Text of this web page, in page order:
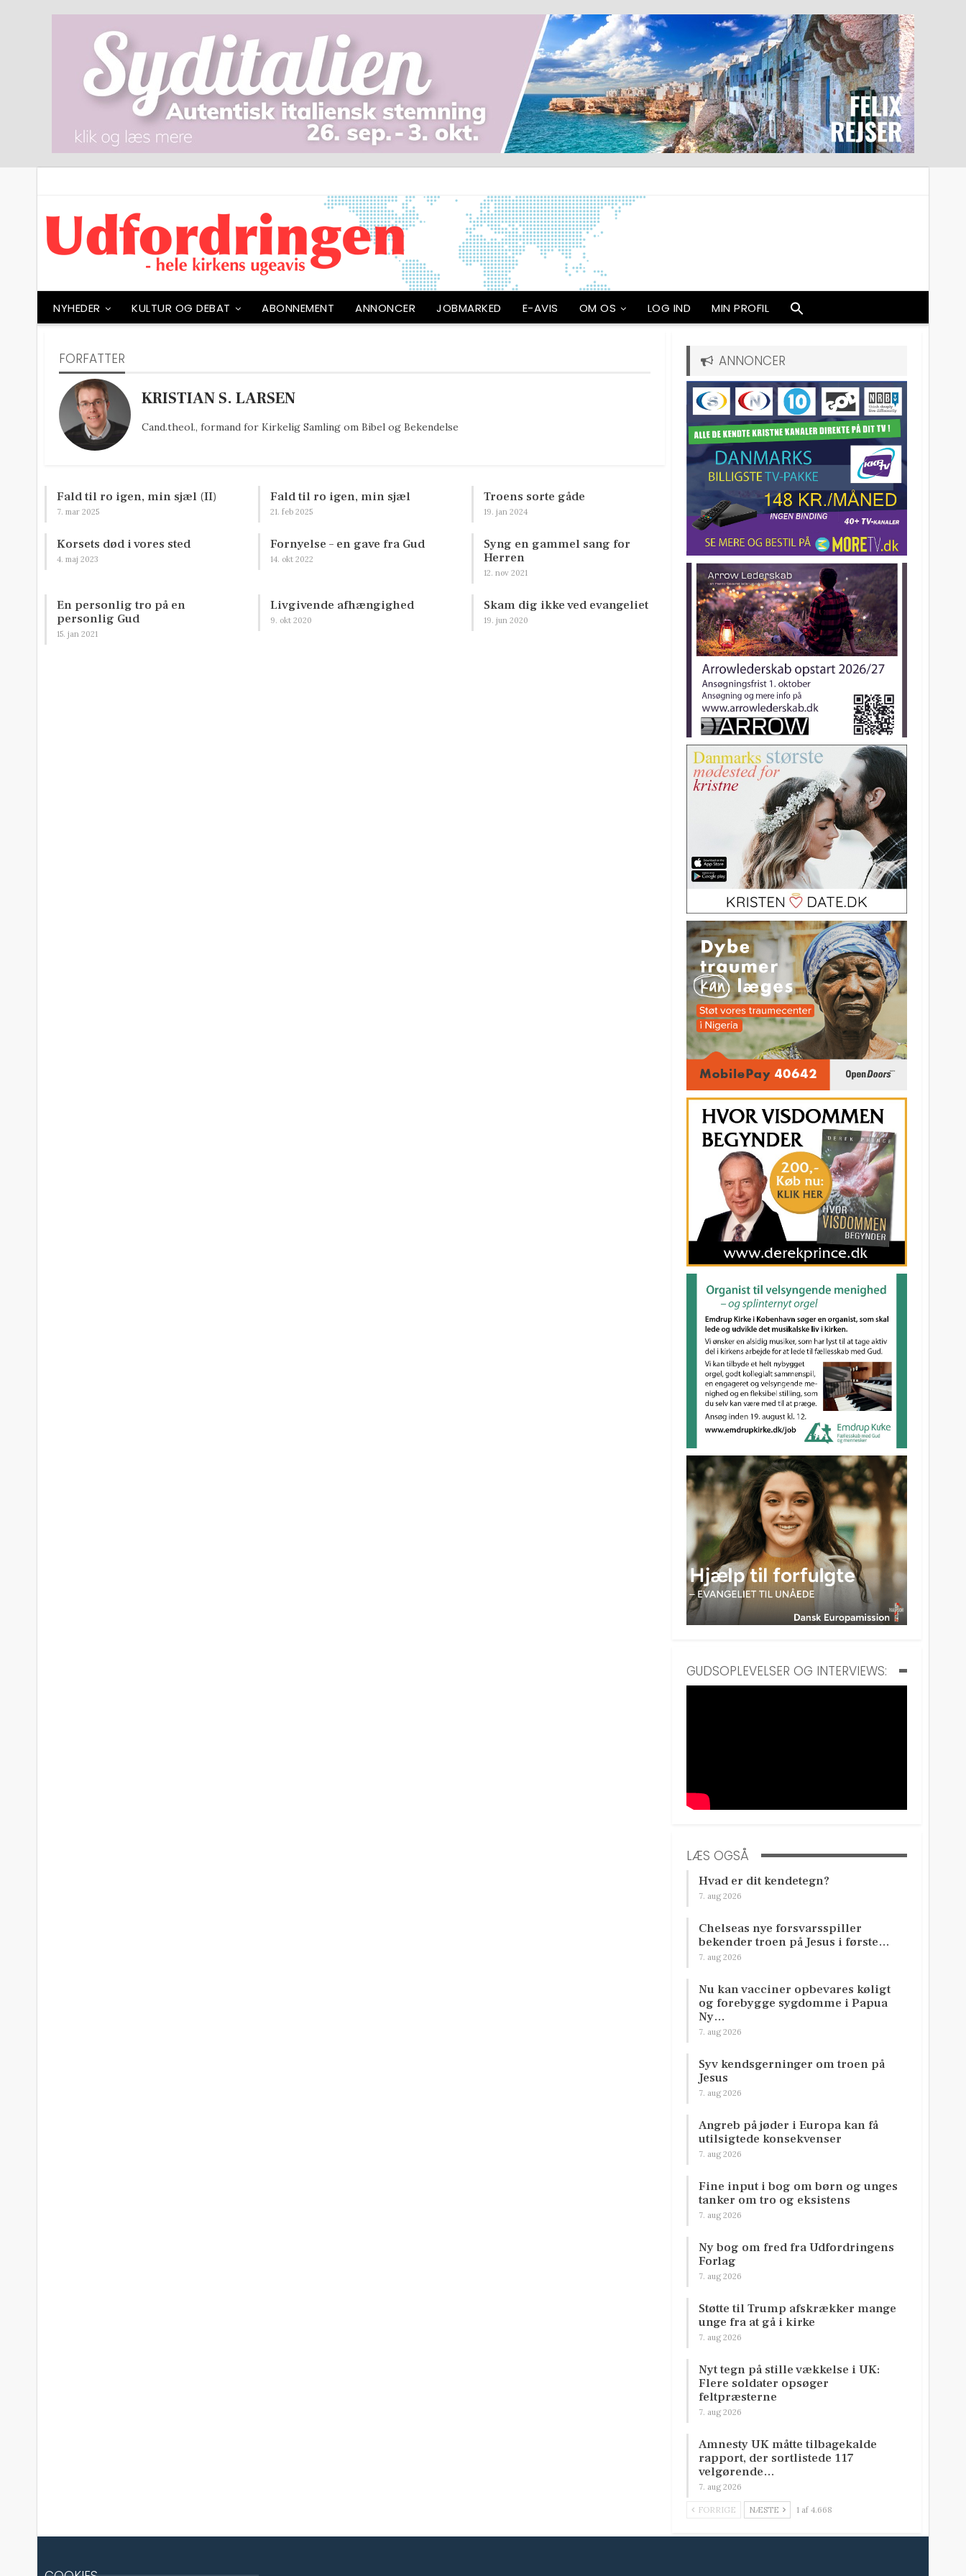
NYHEDER KULTUR OG DEBAT ABONNEMENT ANNONCER JOBMARKED E-AVIS OM OS LOG IND MIN PROFIL
FORFATTER
KRISTIAN S. LARSEN
Cand.theol., formand for Kirkelig Samling om Bibel og Bekendelse
Fald til ro igen, min sjæl (II)
7. mar 2025
Fald til ro igen, min sjæl
21. feb 2025
Troens sorte gåde
19. jan 2024
Korsets død i vores sted
4. maj 2023
Fornyelse – en gave fra Gud
14. okt 2022
Syng en gammel sang for
Herren
12. nov 2021
En personlig tro på en
personlig Gud
15. jan 2021
Livgivende afhængighed
9. okt 2020
Skam dig ikke ved evangeliet
19. jun 2020
ANNONCER
GUDSOPLEVELSER OG INTERVIEWS:
LÆS OGSÅ
Hvad er dit kendetegn?
7. aug 2026
Chelseas nye forsvarsspiller
bekender troen på Jesus i første…
7. aug 2026
Nu kan vacciner opbevares køligt
og forebygge sygdomme i Papua
Ny…
7. aug 2026
Syv kendsgerninger om troen på
Jesus
7. aug 2026
Angreb på jøder i Europa kan få
utilsigtede konsekvenser
7. aug 2026
Fine input i bog om børn og unges
tanker om tro og eksistens
7. aug 2026
Ny bog om fred fra Udfordringens
Forlag
7. aug 2026
Støtte til Trump afskrækker mange
unge fra at gå i kirke
7. aug 2026
Nyt tegn på stille vækkelse i UK:
Flere soldater opsøger
feltpræsterne
7. aug 2026
Amnesty UK måtte tilbagekalde
rapport, der sortlistede 117
velgørende…
7. aug 2026
FORRIGE NÆSTE 1 af 4.668